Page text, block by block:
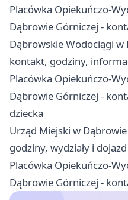
Placówka Opiekuńczo-
Dąbrowie Górniczej -
Dąbrowskie Wodociągi w
kontakt, godziny,
Placówka Opiekuńczo-
Dąbrowie Górniczej -
dziecka
Urząd Miejski w
godziny, wydziały i dojazd
Placówka Opiekuńczo-
Dąbrowie Górniczej -